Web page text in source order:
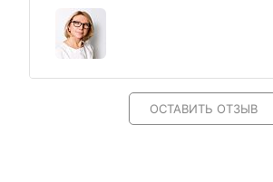
ОСТАВИТЬ ОТЗЫВ